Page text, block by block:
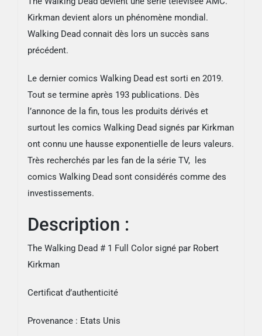
Kirkman devient alors un phénomène mondial.
Walking Dead connait dès lors un succès sans
précédent.
Le dernier comics Walking Dead est sorti en 2019.
Tout se termine après 193 publications. Dès
l’annonce de la fin, tous les produits dérivés et
surtout les comics Walking Dead signés par Kirkman
ont connu une hausse exponentielle de leurs valeurs.
Très recherchés par les fan de la série TV, les
comics Walking Dead sont considérés comme des
investissements.
Description :
The Walking Dead # 1 Full Color signé par Robert
Kirkman
Certificat d’authenticité
Provenance : Etats Unis